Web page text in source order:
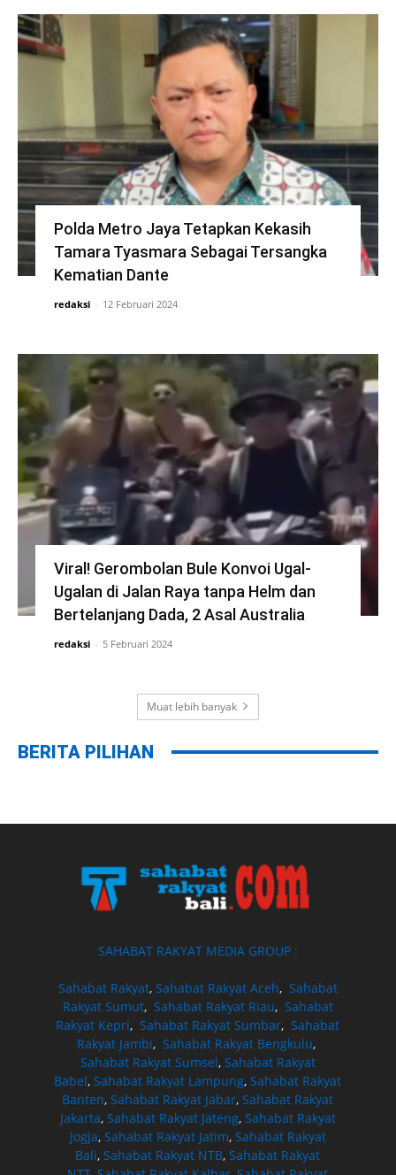
Polda Metro Jaya Tetapkan Kekasih
Tamara Tyasmara Sebagai Tersangka
Kematian Dante
redaksi - 12 Februari 2024
Viral! Gerombolan Bule Konvoi Ugal-
Ugalan di Jalan Raya tanpa Helm dan
Bertelanjang Dada, 2 Asal Australia
redaksi - 5 Februari 2024
Muat lebih banyak
BERITA PILIHAN
SAHABAT RAKYAT MEDIA GROUP :
Sahabat Rakyat, Sahabat Rakyat Aceh, Sahabat
Rakyat Sumut, Sahabat Rakyat Riau, Sahabat
Rakyat Kepri,Sahabat Rakyat Sumbar,Sahabat
Rakyat Jambi, Sahabat Rakyat Bengkulu,
Sahabat Rakyat Sumsel, Sahabat Rakyat
Babel,Sahabat Rakyat Lampung,Sahabat Rakyat
Banten,Sahabat Rakyat Jabar,Sahabat Rakyat
Jakarta, Sahabat Rakyat Jateng, Sahabat Rakyat
Jogja, Sahabat Rakyat Jatim, Sahabat Rakyat
Bali,Sahabat Rakyat NTB,Sahabat Rakyat